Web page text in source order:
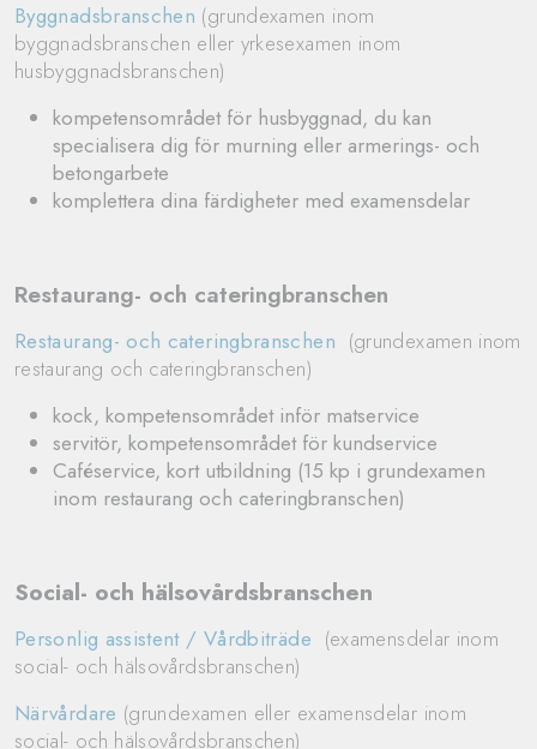
Byggnadsbranschen (grundexamen inom
byggnadsbranschen eller yrkesexamen inom
husbyggnadsbranschen)
kompetensområdet för husbyggnad, du kan
specialisera dig för murning eller armerings- och
betongarbete
komplettera dina färdigheter med examensdelar
Restaurang- och cateringbranschen
Restaurang- och cateringbranschen (grundexamen inom
restaurang och cateringbranschen)
kock, kompetensområdet inför matservice
servitör, kompetensområdet för kundservice
Caféservice, kort utbildning (15 kp i grundexamen
inom restaurang och cateringbranschen)
Social- och hälsovårdsbranschen
Personlig assistent / Vårdbiträde (examensdelar inom
social- och hälsovårdsbranschen)
Närvårdare (grundexamen eller examensdelar inom
social- och hälsovårdsbranschen)